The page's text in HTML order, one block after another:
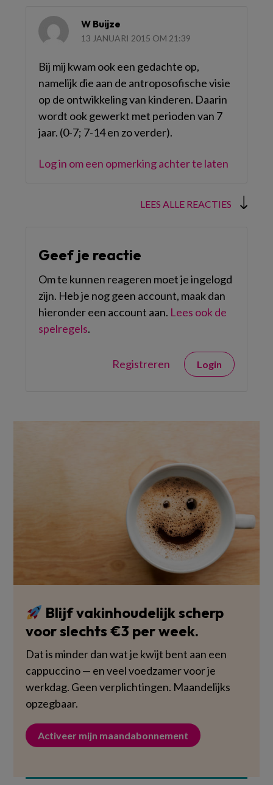
W Buijze
13 JANUARI 2015 OM 21:39
Bij mij kwam ook een gedachte op,
namelijk die aan de antroposofische visie
op de ontwikkeling van kinderen. Daarin
wordt ook gewerkt met perioden van 7
jaar. (0-7; 7-14 en zo verder).
Log in om een opmerking achter te laten
LEES ALLE REACTIES
Geef je reactie
Om te kunnen reageren moet je ingelogd
zijn. Heb je nog geen account, maak dan
hieronder een account aan. Lees ook de
spelregels.
Registreren Login
Blijf vakinhoudelijk scherp
voor slechts €3 per week.
Dat is minder dan wat je kwijt bent aan een
cappuccino — en veel voedzamer voor je
werkdag. Geen verplichtingen. Maandelijks
opzegbaar.
Activeer mijn maandabonnement